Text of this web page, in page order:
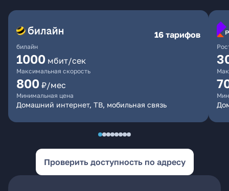
билайн
16 тарифов
1000 мбит/сек
Максимальная скорость
800 ₽/мес
Минимальная цена
Домашний интернет, ТВ, мобильная связь
Проверить доступность по адресу